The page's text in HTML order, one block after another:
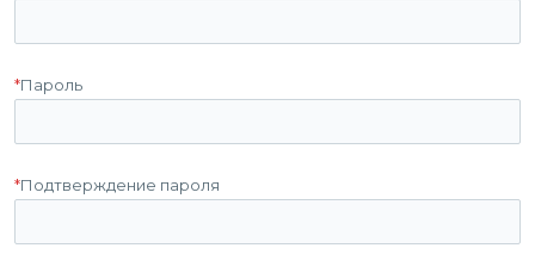
*Пароль
*Подтверждение пароля